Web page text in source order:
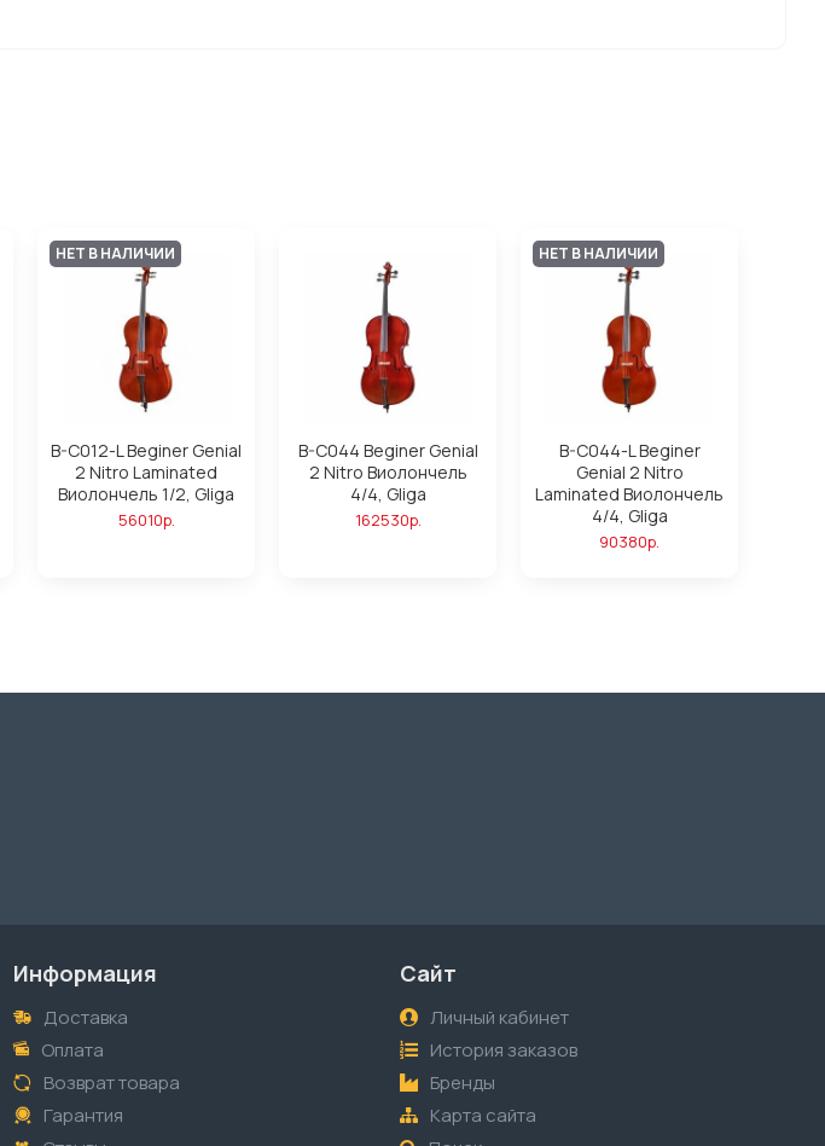
НЕТ В НАЛИЧИИ
B-C012-L Beginer Genial
2 Nitro Laminated
Виолончель 1/2, Gliga
56010р.
B-C044 Beginer Genial
2 Nitro Виолончель
4/4, Gliga
162530р.
НЕТ В НАЛИЧИИ
B-C044-L Beginer
Genial 2 Nitro
Laminated Виолончель
4/4, Gliga
90380р.
Информация
Доставка
Оплата
Возврат товара
Гарантия
Сайт
Личный кабинет
История заказов
Бренды
Карта сайта